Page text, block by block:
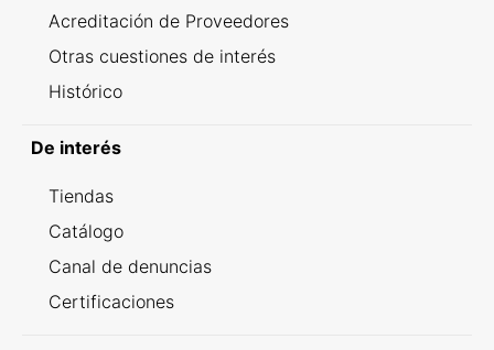
Acreditación de Proveedores
Otras cuestiones de interés
Histórico
De interés
Tiendas
Catálogo
Canal de denuncias
Certificaciones